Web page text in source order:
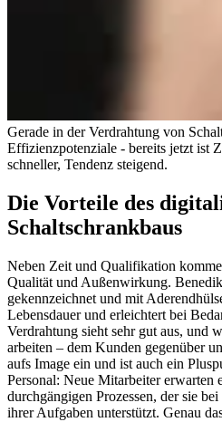
Gerade in der Verdrahtung von
Effizienzpotenziale - bereits jetzt ist
schneller, Tendenz steigend.
Die Vorteile des
Schaltschrankbaus
Neben Zeit und Qualifikation
Qualität und Außenwirkung.
gekennzeichnet und mit
Lebensdauer und erleichtert bei
Verdrahtung sieht sehr gut aus, und
arbeiten – dem Kunden gegenüber
aufs Image ein und ist auch ein
Personal: Neue Mitarbeiter erwarten
durchgängigen Prozessen, der sie
ihrer Aufgaben unterstützt. Genau